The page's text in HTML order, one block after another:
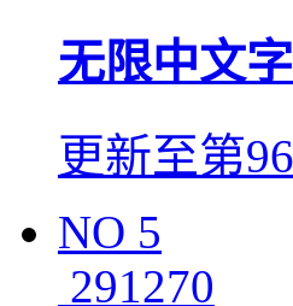
无限中文
更新至第
NO 5
291270